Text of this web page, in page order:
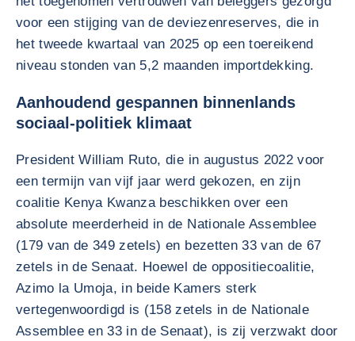
voor een stijging van de deviezenreserves, die in
het tweede kwartaal van 2025 op een toereikend
niveau stonden van 5,2 maanden importdekking.
Aanhoudend gespannen binnenlands
sociaal-politiek klimaat
President William Ruto, die in augustus 2022 voor
een termijn van vijf jaar werd gekozen, en zijn
coalitie Kenya Kwanza beschikken over een
absolute meerderheid in de Nationale Assemblee
(179 van de 349 zetels) en bezetten 33 van de 67
zetels in de Senaat. Hoewel de oppositiecoalitie,
Azimo la Umoja, in beide Kamers sterk
vertegenwoordigd is (158 zetels in de Nationale
Assemblee en 33 in de Senaat), is zij verzwakt door